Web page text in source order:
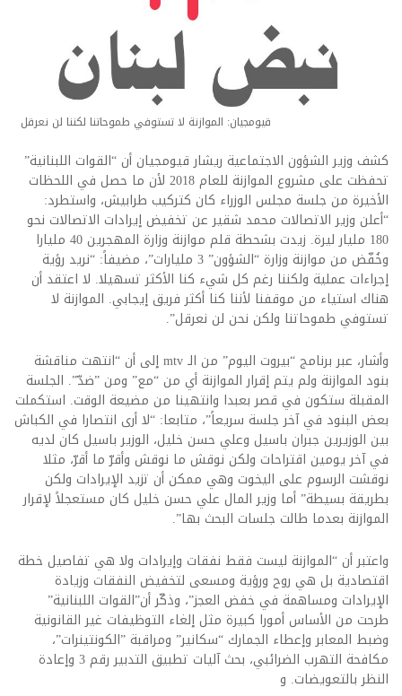
قيومجيان: الموازنة لا تستوفي طموحاتنا لكننا لن نعرقل
كشف وزير الشؤون الاجتماعية ريشار قيومجيان أن “القوات اللبنانية”
تحفظت على مشروع الموازنة للعام 2018 لأن ما حصل في اللحظات
الأخيرة من جلسة مجلس الوزراء كان كتركيب طرابيش، واستطرد:
“أعلن وزير الاتصالات محمد شقير عن تخفيض إيرادات الاتصالات نحو
180 مليار ليرة.‏ زيدت بشحطة قلم موازنة وزارة المهجرين 40 مليارا
وخُفّض من موازنة وزارة “الشؤون” 3 مليارات”، مضيفاً: “نريد رؤية
إجراءات عملية ولكننا رغم كل شيء ‏كنا الأكثر تسهيلا. لا اعتقد أن
هناك استياء من موقفنا لأننا كنا أكثر فريق إيجابي.‏ الموازنة لا
تستوفي طموحاتنا ولكن نحن لن نعرقل”.
وأشار، عبر برنامج “بيروت اليوم” من الـ mtv إلى أن “انتهت مناقشة
بنود الموازنة ولم يتم إقرار الموازنة أي من “مع” ومن ‏‏”ضدّ”. الجلسة
المقبلة ستكون في قصر بعبدا وانتهينا من مضيعة الوقت. استكملت
بعض البنود في آخر جلسة سريعاً”، متابعا: “‏لا أرى انتصارا في الكباش
بين الوزيرين جبران باسيل وعلي حسن خليل، الوزير باسيل كان لديه
في آخر يومين اقتراحات ولكن ‏نوقش ما نوقش وأقرّ ما أقرّ، مثلا
نوقشت الرسوم على اليخوت وهي ممكن أن تزيد الإيرادات ولكن
بطريقة بسيطة” أما وزير المال علي حسن خليل كان مستعجلاً لإقرار
الموازنة بعدما طالت جلسات البحث بها”.
واعتبر أن “الموازنة ليست فقط نفقات وإيرادات ولا هي تفاصيل خطة
اقتصادية بل هي روح ورؤية ومسعى لتخفيض ‏النفقات وزيادة
الإيرادات ومساهمة في خفض العجز”، وذكّر أن”القوات اللبنانية”
طرحت من ‏الأساس أمورا كبيرة مثل إلغاء التوظيفات غير القانونية
وضبط المعابر وإعطاء الجمارك “سكانير” ومراقبة ‏‏”الكونتينرات”،
مكافحة التهرب الضرائبي، بحث آليات تطبيق التدبير رقم 3 وإعادة
النظر بالتعويضات.‏ و